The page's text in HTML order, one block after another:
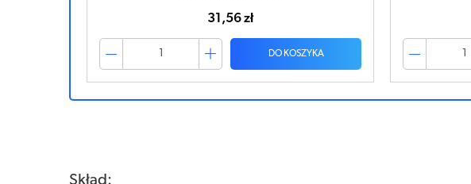
31,56 zł
DO KOSZYKA
Skład: